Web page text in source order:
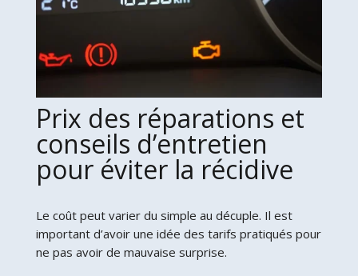
Prix des réparations et
conseils d’entretien
pour éviter la récidive
Le coût peut varier du simple au décuple. Il est
important d’avoir une idée des tarifs pratiqués pour
ne pas avoir de mauvaise surprise.